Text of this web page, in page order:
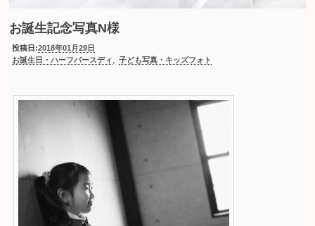
お誕生記念写真N様
投稿日:2018年01月29日
お誕生日・ハーフバースディ
子ども写真・キッズフォト